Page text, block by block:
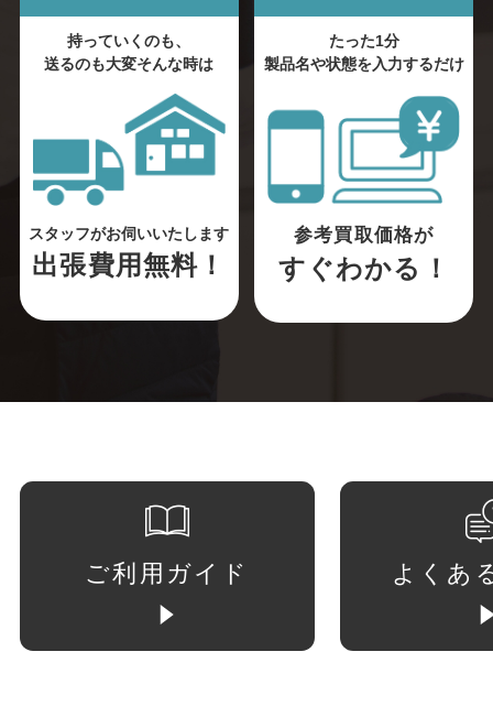
持っていくのも、
送るのも大変そんな時は
スタッフがお伺いいたします
出張費用無料！
たった1分
製品名や状態を入力するだけ
参考買取価格が
すぐわかる！
ご利用ガイド よくあ